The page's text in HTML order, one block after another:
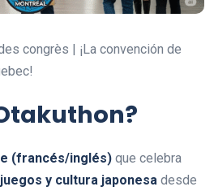
congrès | ¡La convención de
(francés/inglés) que celebra
y cultura japonesa desde